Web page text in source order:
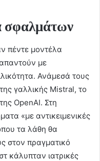
σφαλμάτων
πέντε μοντέλα
με
Ανάμεσά τους
γαλλικής Mistral, το
OpenAI. Στη
«με αντικειμενικές
τα λάθη θα
στον πραγματικό
κάλυπταν ιατρικές